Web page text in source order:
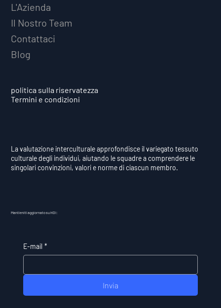
L'Azienda
Il Nostro Team
Contattaci
Blog
politica sulla riservatezza
Termini e condizioni
La valutazione interculturale approfondisce il variegato tessuto
culturale degli individui, aiutando le squadre a comprendere le
singolari convinzioni, valori e norme di ciascun membro.
Mantieniti aggiornato su HDI:
E-mail *
Invia